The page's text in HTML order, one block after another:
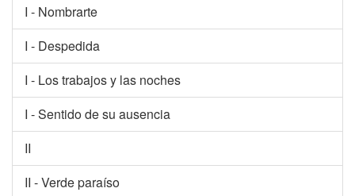
I - Nombrarte
I - Despedida
I - Los trabajos y las noches
I - Sentido de su ausencia
II
II - Verde paraíso